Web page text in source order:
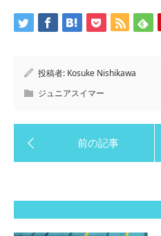
投稿者: Kosuke Nishikawa
ジュニアスイマー